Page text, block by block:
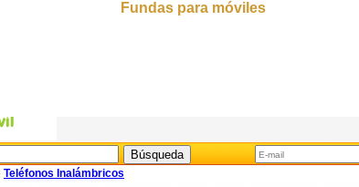
Fundas para móviles
Teléfonos Inalámbricos